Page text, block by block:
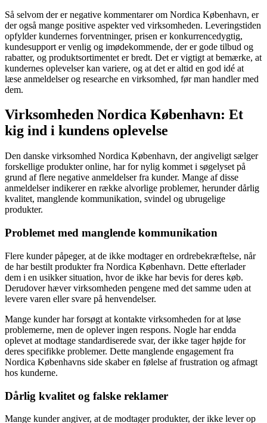
Så selvom der er negative kommentarer om Nordica København, er
der også mange positive aspekter ved virksomheden. Leveringstiden
opfylder kundernes forventninger, prisen er konkurrencedygtig,
kundesupport er venlig og imødekommende, der er gode tilbud og
rabatter, og produktsortimentet er bredt. Det er vigtigt at bemærke, at
kundernes oplevelser kan variere, og at det er altid en god idé at
læse anmeldelser og researche en virksomhed, før man handler med
dem.
Virksomheden Nordica København: Et
kig ind i kundens oplevelse
Den danske virksomhed Nordica København, der angiveligt sælger
forskellige produkter online, har for nylig kommet i søgelyset på
grund af flere negative anmeldelser fra kunder. Mange af disse
anmeldelser indikerer en række alvorlige problemer, herunder dårlig
kvalitet, manglende kommunikation, svindel og ubrugelige
produkter.
Problemet med manglende kommunikation
Flere kunder påpeger, at de ikke modtager en ordrebekræftelse, når
de har bestilt produkter fra Nordica København. Dette efterlader
dem i en usikker situation, hvor de ikke har bevis for deres køb.
Derudover hæver virksomheden pengene med det samme uden at
levere varen eller svare på henvendelser.
Mange kunder har forsøgt at kontakte virksomheden for at løse
problemerne, men de oplever ingen respons. Nogle har endda
oplevet at modtage standardiserede svar, der ikke tager højde for
deres specifikke problemer. Dette manglende engagement fra
Nordica Københavns side skaber en følelse af frustration og afmagt
hos kunderne.
Dårlig kvalitet og falske reklamer
Mange kunder angiver, at de modtager produkter, der ikke lever op